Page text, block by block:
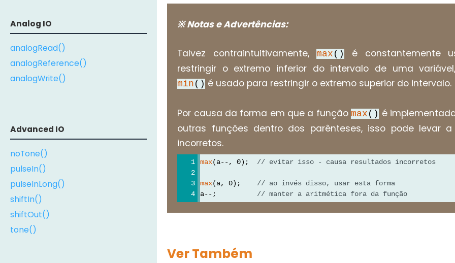
Analog IO
analogRead()
analogReference()
analogWrite()
Advanced IO
noTone()
pulseIn()
pulseInLong()
shiftIn()
shiftOut()
tone()
※ Notas e Advertências:
Talvez contraintuitivamente,max ()
é constantemente
restringir o extremo inferior do intervalo de uma
min () é usado para restringir o extremo superior do intervalo.
Por causa da forma em que a funçãomax () é
outras funções dentro dos parênteses, isso pode levar a
incorretos.
max(a--, 0); // evitar isso - causa resultados incorretos
max(a, 0); // ao invés disso, usar esta forma
a--; // manter a aritmética fora da função
Ver Também